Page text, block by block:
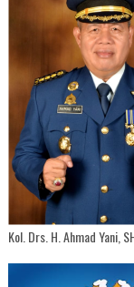
Kol. Drs. H. Ahmad Yani,